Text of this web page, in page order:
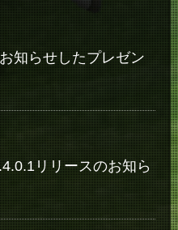
知らせしたプレゼン
リリースのお知ら